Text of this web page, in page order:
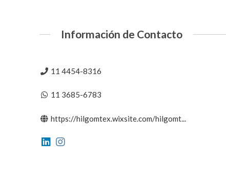
Información de Contacto
11 4454-8316
11 3685-6783
https://hilgomtex.wixsite.com/hilgomt...